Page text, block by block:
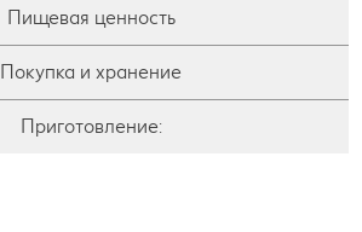
Пищевая ценность
Покупка и хранение
Приготовление: